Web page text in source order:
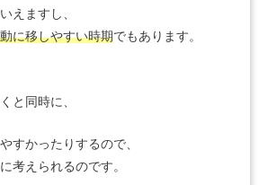
えますし、
に移しやすい時期でもあります。
と同時に、
すかったりするので、
考えられるのです。